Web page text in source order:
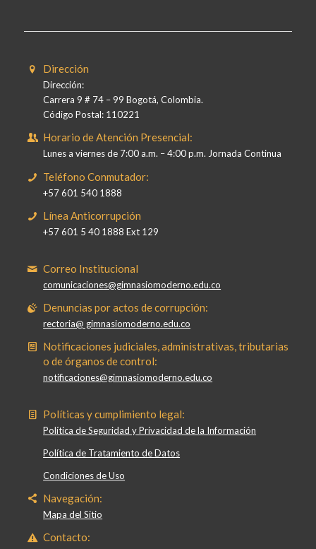
Dirección
Dirección:
Carrera 9 # 74 – 99 Bogotá, Colombia.
Código Postal: 110221
Horario de Atención Presencial:
Lunes a viernes de 7:00 a.m. – 4:00 p.m. Jornada Continua
Teléfono Conmutador:
+57 601 540 1888
Línea Anticorrupción
+57 601 5 40 1888 Ext 129
Correo Institucional
comunicaciones@gimnasiomoderno.edu.co
Denuncias por actos de corrupción:
rectoria@ gimnasiomoderno.edu.co
Notificaciones judiciales, administrativas, tributarias
o de órganos de control:
notificaciones@gimnasiomoderno.edu.co
Políticas y cumplimiento legal:
Política de Seguridad y Privacidad de la Información
Política de Tratamiento de Datos
Condiciones de Uso
Navegación:
Mapa del Sitio
Contacto: